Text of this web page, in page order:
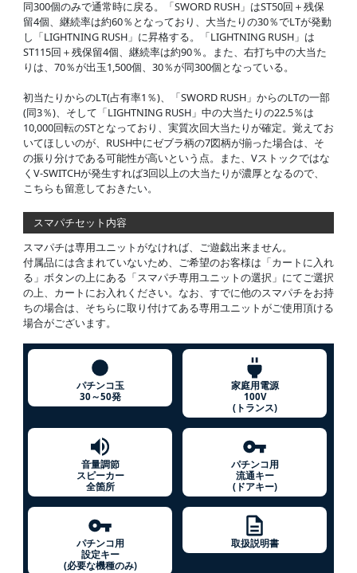
同300個のみで通常時に戻る。「SWORD RUSH」はST50回＋残保
留4個、継続率は約60％となっており、大当たりの30％でLTが発動
し「LIGHTNING RUSH」に昇格する。「LIGHTNING RUSH」は
ST115回＋残保留4個、継続率は約90％。また、右打ち中の大当た
りは、70％が出玉1,500個、30％が同300個となっている。
初当たりからのLT(占有率1％)、「SWORD RUSH」からのLTの一部
(同3％)、そして「LIGHTNING RUSH」中の大当たりの22.5％は
10,000回転のSTとなっており、実質次回大当たりが確定。覚えてお
いてほしいのが、RUSH中にゼブラ柄の7図柄が揃った場合は、そ
の振り分けである可能性が高いという点。また、Vストックではな
くV-SWITCHが発生すれば3回以上の大当たりが濃厚となるので、
こちらも留意しておきたい。
スマパチセット内容
スマパチは専用ユニットがなければ、ご遊戯出来ません。
付属品には含まれていないため、ご希望のお客様は「カートに入れ
る」ボタンの上にある「スマパチ専用ユニットの選択」にてご選択
の上、カートにお入れください。なお、すでに他のスマパチをお持
ちの場合は、そちらに取り付けてある専用ユニットがご使用頂ける
場合がございます。
パチンコ玉
30～50発
家庭用電源
100V
(トランス)
音量調節
スピーカー
全箇所
パチンコ用
流通キー
(ドアキー)
パチンコ用
設定キー
(必要な機種のみ)
取扱説明書